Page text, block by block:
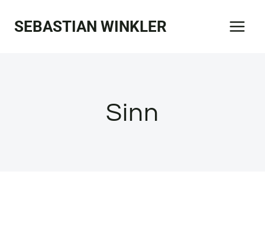
InhaltSEBASTIAN WINKLER
Sinn